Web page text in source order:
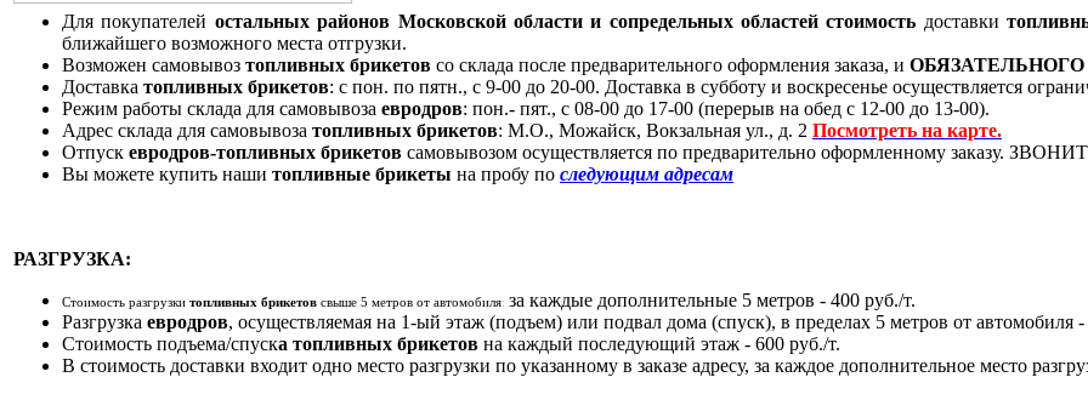
Для покупателей остальных районов Московской области и сопредельных областей стоимость доставки
ближайшего возможного места отгрузки.
Возможен самовывоз топливных брикетов со склада после предварительного оформления заказа, и ОБЯЗАТЕЛЬНОГО
Доставка топливных брикетов: с пон. по пятн., с 9-00 до 20-00. Доставка в субботу и воскресенье осуществляется
Режим работы склада для самовывоза евродров: пон.- пят., с 08-00 до 17-00 (перерыв на обед с 12-00 до 13-00).
Адрес склада для самовывоза топливных брикетов: М.О., Можайск, Вокзальная ул., д. 2 Посмотреть на карте.
Отпуск евродров-топливных брикетов самовывозом осуществляется по предварительно оформленному заказу.
Вы можете купить наши топливные брикеты на пробу по следующим адресам
РАЗГРУЗКА:
Стоимость разгрузки топливных брикетов свыше 5 метров от автомобиля: за каждые дополнительные 5 метров - 400 руб./т.
Разгрузка евродров, осуществляемая на 1-ый этаж (подъем) или подвал дома (спуск), в пределах 5 метров от автомобиля -
Стоимость подъема/спуска топливных брикетов на каждый последующий этаж - 600 руб./т.
В стоимость доставки входит одно место разгрузки по указанному в заказе адресу, за каждое дополнительное место